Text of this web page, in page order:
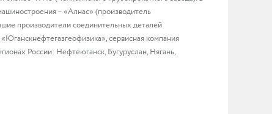
– «Алнас» (производитель
производители соединительных деталей
сервисная компания
России: Нефтеюганск, Бугуруслан, Нягань,